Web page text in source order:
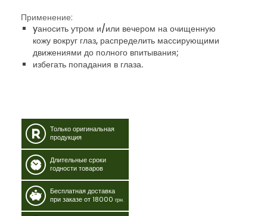
Применение:
yаносить утром и/или вечером на очищенную
кожу вокруг глаз, распределить массирующими
движениями до полного впитывания;
избегать попадания в глаза.
Только оригинальная
продукция
Длительные сроки
годности товаров
Бесплатная доставка
при заказе от 18000 грн.